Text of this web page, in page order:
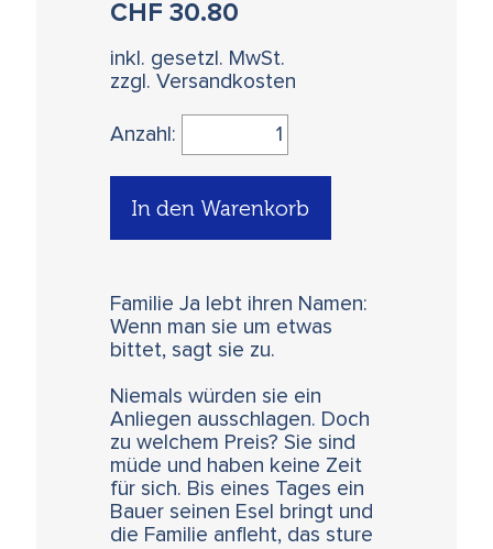
CHF30.80
inkl. gesetzl. MwSt.
zzgl. Versandkosten
Anzahl:
In den Warenkorb
Familie Ja lebt ihren Namen:
Wenn man sie um etwas
bittet, sagt sie zu.
Niemals würden sie ein
Anliegen ausschlagen. Doch
zu welchem Preis? Sie sind
müde und haben keine Zeit
für sich. Bis eines Tages ein
Bauer seinen Esel bringt und
die Familie anfleht, das sture